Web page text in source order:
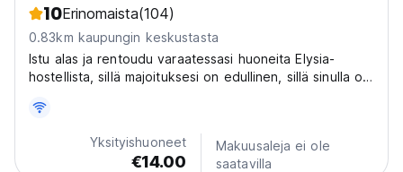
10Erinomaista(104)
0.83km kaupungin keskustasta
Istu alas ja rentoudu varaatessasi huoneita Elysia-
hostellista, sillä majoituksesi on edullinen, sillä sinulla on
Yksityishuoneet
€14.00
Makuusaleja ei ole
saatavilla